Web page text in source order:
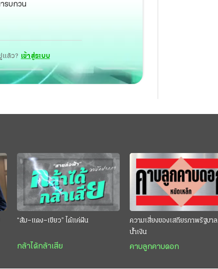
รบกวน
แล้ว? เข้าสู่ระบบ
“ส้ม–แดง–เขียว” ได้แค่ฝัน
กล้าได้กล้าเสีย
ความเสี่ยงของเสถียรภาพรัฐบาล
น้ำเงิน
คาบลูกคาบดอก